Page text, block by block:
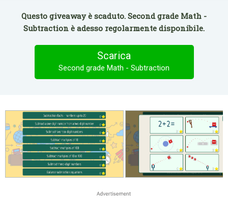
Questo giveaway è scaduto. Second grade Math -
Subtraction è adesso regolarmente disponibile.
Scarica
Second grade Math - Subtraction